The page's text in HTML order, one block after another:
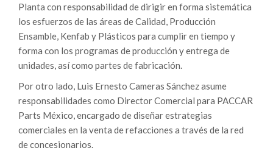
Planta con responsabilidad de dirigir en forma sistemática
los esfuerzos de las áreas de Calidad, Producción
Ensamble, Kenfab y Plásticos para cumplir en tiempo y
forma con los programas de producción y entrega de
unidades, así como partes de fabricación.
Por otro lado, Luis Ernesto Cameras Sánchez asume
responsabilidades como Director Comercial para PACCAR
Parts México, encargado de diseñar estrategias
comerciales en la venta de refacciones a través de la red
de concesionarios.